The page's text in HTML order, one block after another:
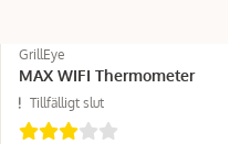
GrillEye
MAX WIFI Thermometer
Tillfälligt slut